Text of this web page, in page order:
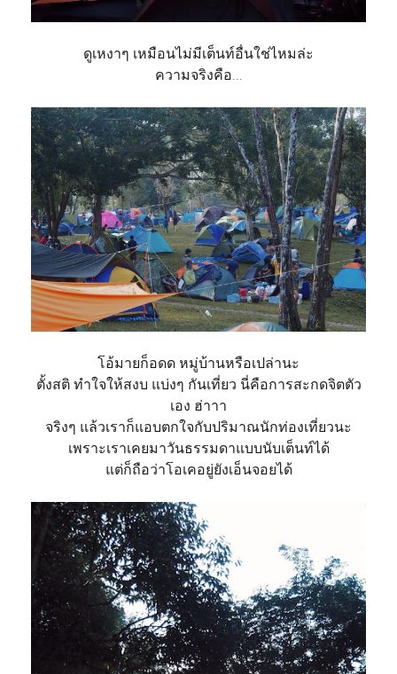
ดูเหงาๆ เหมือนไม่มีเต็นท์อื่นใช่ไหมล่ะ
ความจริงคือ...
โอ้มายก็อดด หมู่บ้านหรือเปล่านะ
ตั้งสติ ทำใจให้สงบ แบ่งๆ กันเที่ยว นี่คือการสะกดจิตตัว
เอง ฮ่าาา
จริงๆ แล้วเราก็แอบตกใจกับปริมาณนักท่องเที่ยวนะ
เพราะเราเคยมาวันธรรมดาแบบนับเต็นท์ได้
แต่ก็ถือว่าโอเคอยู่ยังเอ็นจอยได้